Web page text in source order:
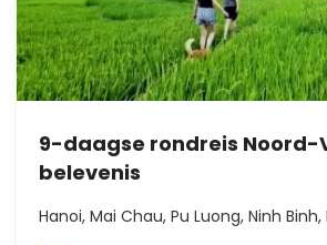
9-daagse rondreis Noord-
belevenis
Hanoi, Mai Chau, Pu Luong, Ninh